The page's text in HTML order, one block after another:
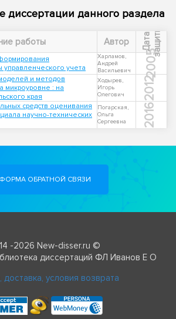
диссертации данного раздела
работы Автор Д
а
т
а
з
а
щ
и
ты
управленческого учета
Харламов,
Андрей
Васильевич
2005
и методов
микроуровне : на
края
Ходырев,
Игорь
Олегович
2012
средств оценивания
научно-технических
Погарская,
Ольга
Сергеевна
2016
ФОРМА ОБРАТНОЙ СВЯЗИ
-2026 New-disser.ru ©
диссертаций ФЛ Иванов Е О
доставка, условия возврата